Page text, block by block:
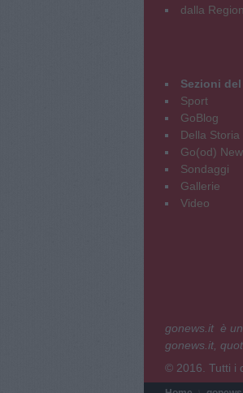
dalla
Sezioni
Sport
GoBlog
Della Storia
Go(od)
Sondaggi
Gallerie
Video
gonews.it è
gonews.it,
© 2016. Tutti i